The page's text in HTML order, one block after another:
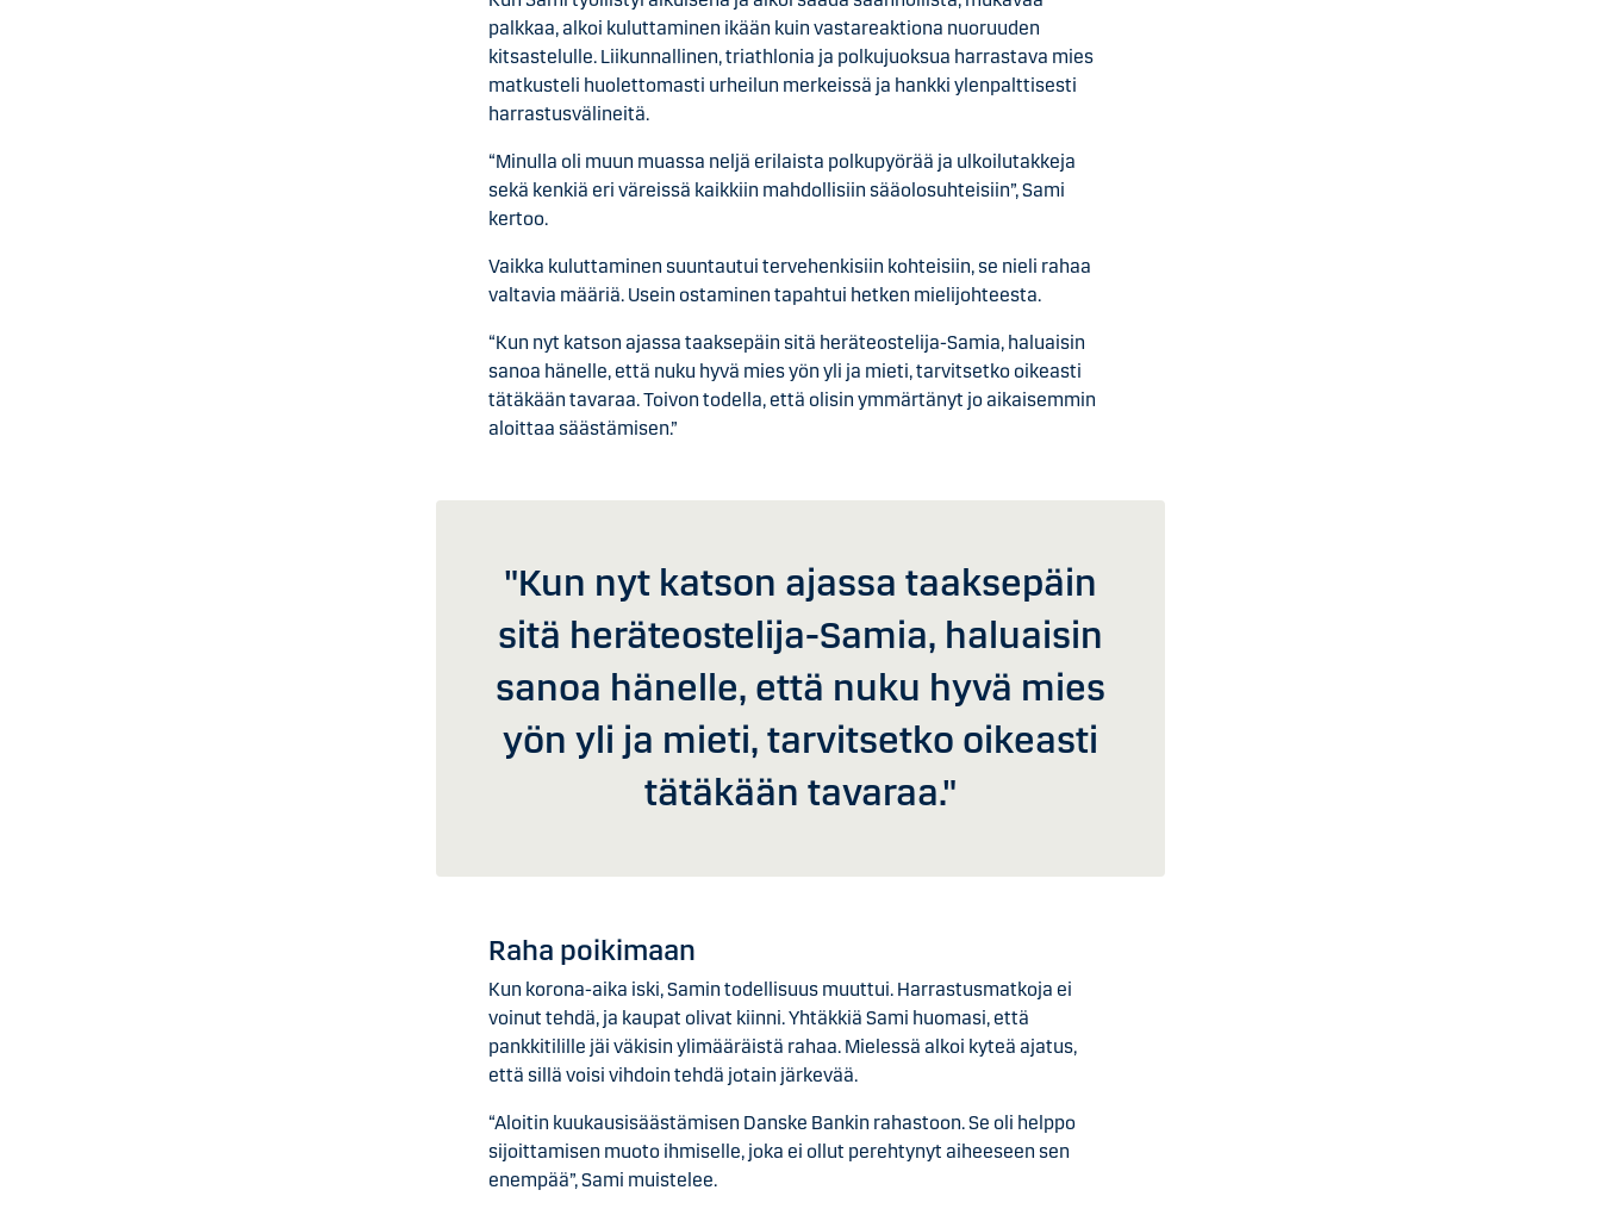
palkkaa, alkoi kuluttaminen ikään kuin vastareaktiona nuoruuden
kitsastelulle. Liikunnallinen, triathlonia ja polkujuoksua harrastava mies
matkusteli huolettomasti urheilun merkeissä ja hankki ylenpalttisesti
harrastusvälineitä.
“Minulla oli muun muassa neljä erilaista polkupyörää ja ulkoilutakkeja
sekä kenkiä eri väreissä kaikkiin mahdollisiin sääolosuhteisiin”, Sami
kertoo.
Vaikka kuluttaminen suuntautui tervehenkisiin kohteisiin, se nieli rahaa
valtavia määriä. Usein ostaminen tapahtui hetken mielijohteesta.
“Kun nyt katson ajassa taaksepäin sitä heräteostelija-Samia, haluaisin
sanoa hänelle, että nuku hyvä mies yön yli ja mieti, tarvitsetko oikeasti
tätäkään tavaraa. Toivon todella, että olisin ymmärtänyt jo aikaisemmin
aloittaa säästämisen.”
"Kun nyt katson ajassa taaksepäin
sitä heräteostelija-Samia, haluaisin
sanoa hänelle, että nuku hyvä mies
yön yli ja mieti, tarvitsetko oikeasti
tätäkään tavaraa."
Raha poikimaan
Kun korona-aika iski, Samin todellisuus muuttui. Harrastusmatkoja ei
voinut tehdä, ja kaupat olivat kiinni. Yhtäkkiä Sami huomasi, että
pankkitilille jäi väkisin ylimääräistä rahaa. Mielessä alkoi kyteä ajatus,
että sillä voisi vihdoin tehdä jotain järkevää.
“Aloitin kuukausisäästämisen Danske Bankin rahastoon. Se oli helppo
sijoittamisen muoto ihmiselle, joka ei ollut perehtynyt aiheeseen sen
enempää”, Sami muistelee.